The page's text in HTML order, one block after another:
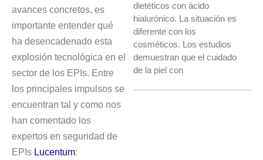
avances concretos, es
importante entender qué
ha desencadenado esta
explosión tecnológica en el
sector de los EPIs. Entre
los principales impulsos se
encuentran tal y como nos
han comentado los
expertos en seguridad de
EPIs Lucentum:
dietéticos con ácido
hialurónico. La situación es
diferente con los
cosméticos. Los estudios
demuestran que el cuidado
de la piel con